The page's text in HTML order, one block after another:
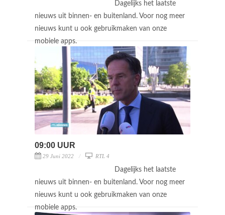
Dagelijks het laatste
nieuws uit binnen- en buitenland. Voor nog meer
nieuws kunt u ook gebruikmaken van onze
mobiele apps.
09:00 UUR
29 Juni 2022 RTL 4
Dagelijks het laatste
nieuws uit binnen- en buitenland. Voor nog meer
nieuws kunt u ook gebruikmaken van onze
mobiele apps.